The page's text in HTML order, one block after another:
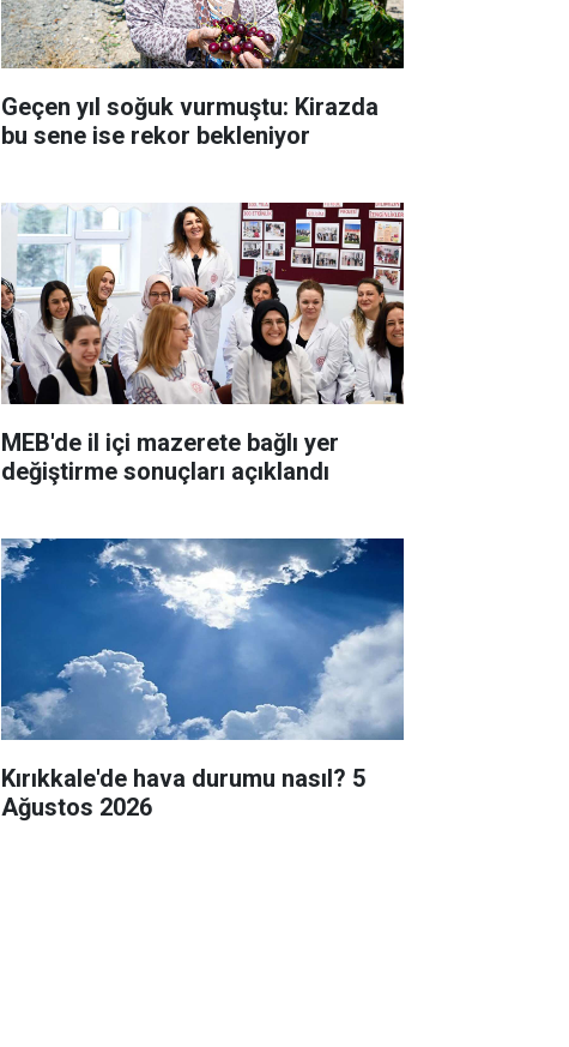
Geçen yıl soğuk vurmuştu: Kirazda
bu sene ise rekor bekleniyor
MEB'de il içi mazerete bağlı yer
değiştirme sonuçları açıklandı
Kırıkkale'de hava durumu nasıl? 5
Ağustos 2026